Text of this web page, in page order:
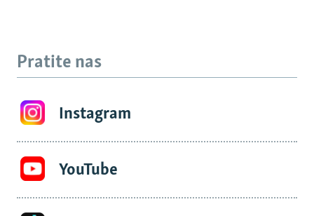
Pratite nas
Instagram
YouTube